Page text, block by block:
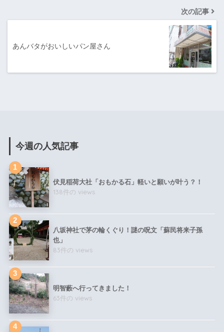
次の記事
あんバタがおいしいパン屋さん
今週の人気記事
伏見稲荷大社「おもかる石」軽いと願いが叶う？！
138件の views
八坂神社で茅の輪くぐり！謎の呪文「蘇民将来子孫
也」
83件の views
明智藪へ行ってきました！
63件の views